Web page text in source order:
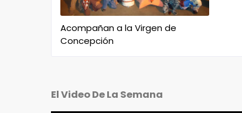
Acompañan a la Virgen de
Concepción
El Video De La Semana